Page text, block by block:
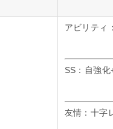
アビリティ
SS：自強
友情：十字